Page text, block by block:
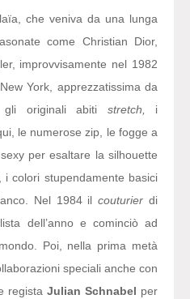
che veniva da una lunga
come Christian Dior,
improvvisamente nel 1982
York, apprezzatissima da
originali abiti stretch,
i
le numerose zip, le fogge a
per esaltare la silhouette
colori stupendamente basici
Nel 1984 ilcouturier di
dell’anno e cominciò ad
Poi, nella prima metà
speciali anche con
registaJulian Schnabel per